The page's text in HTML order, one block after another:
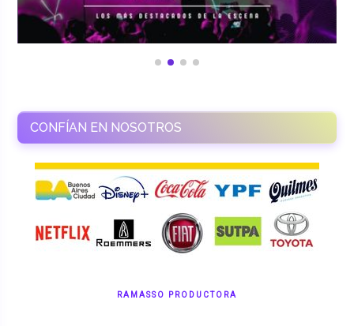
CONFÍAN EN NOSOTROS
RAMASSO PRODUCTORA